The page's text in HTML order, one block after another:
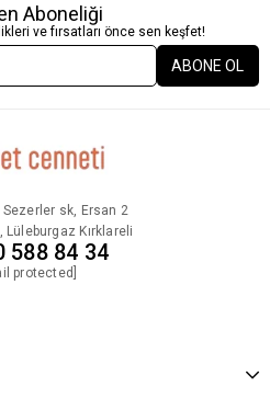
Aboneliği
ve fırsatları önce sen keşfet!
ABONE OL
sk, Ersan 2
Kırklareli
588 84 34
protected]